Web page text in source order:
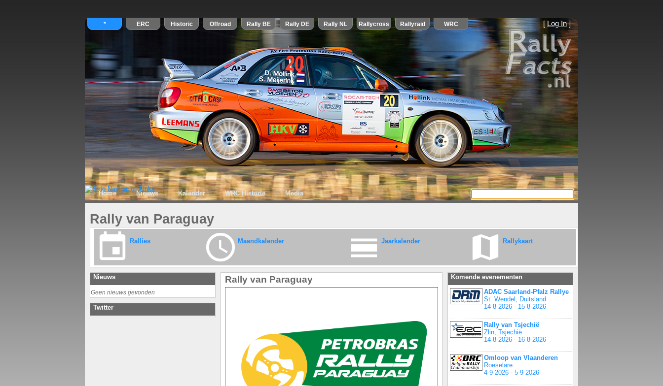
[ Log In]
Home Nieuws Kalender WRC Historie Media
Rally van Paraguay
Rallies Maandkalender Jaarkalender Rallykaart
Nieuws
Geen nieuws gevonden
Twitter
Rally van Paraguay
Komende evenementen
ADAC Saarland-Pfalz Rallye
St. Wendel, Duitsland
14-8-2026 - 15-8-2026
Rally van Tsjechië
Zlin, Tsjechië
14-8-2026 - 16-8-2026
Omloop van Vlaanderen
Roeselare
4-9-2026 - 5-9-2026